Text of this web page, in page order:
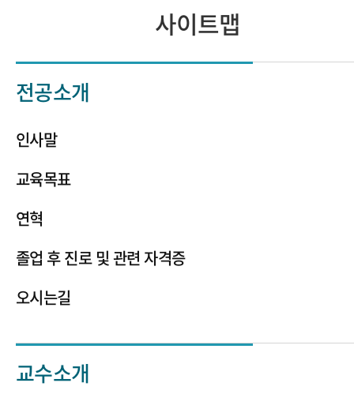
사이트맵
전공소개
인사말
교육목표
연혁
졸업 후 진로 및 관련 자격증
오시는길
교수소개